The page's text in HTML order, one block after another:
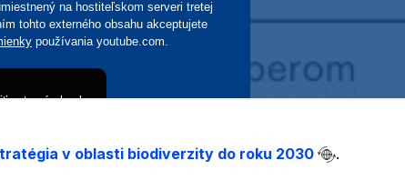
v oblasti biodiverzity do roku 2030 .